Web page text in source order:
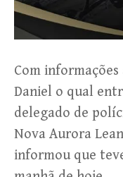
Com
Daniel o qual
delegado de
Nova Aurora
informou que